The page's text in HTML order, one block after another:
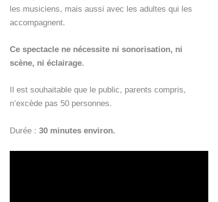
les musiciens, mais aussi avec les adultes qui les
accompagnent.
Ce spectacle ne nécessite ni sonorisation, ni
scène, ni éclairage.
Il est souhaitable que le public, parents compris,
n’excède pas 50 personnes.
Durée : 30 minutes environ.